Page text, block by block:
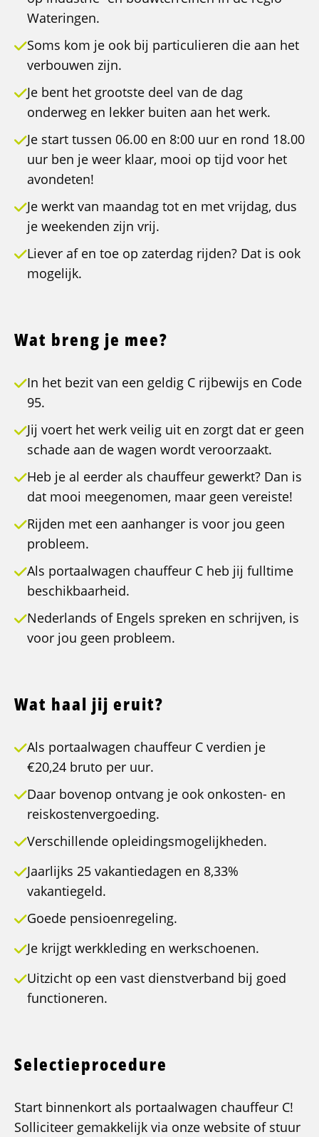
Wateringen.
Soms kom je ook bij particulieren die aan het
verbouwen zijn.
Je bent het grootste deel van de dag
onderweg en lekker buiten aan het werk.
Je start tussen 06.00 en 8:00 uur en rond 18.00
uur ben je weer klaar, mooi op tijd voor het
avondeten!
Je werkt van maandag tot en met vrijdag, dus
je weekenden zijn vrij.
Liever af en toe op zaterdag rijden? Dat is ook
mogelijk.
Wat breng je mee?
In het bezit van een geldig C rijbewijs en Code
95.
Jij voert het werk veilig uit en zorgt dat er geen
schade aan de wagen wordt veroorzaakt.
Heb je al eerder als chauffeur gewerkt? Dan is
dat mooi meegenomen, maar geen vereiste!
Rijden met een aanhanger is voor jou geen
probleem.
Als portaalwagen chauffeur C heb jij fulltime
beschikbaarheid.
Nederlands of Engels spreken en schrijven, is
voor jou geen probleem.
Wat haal jij eruit?
Als portaalwagen chauffeur C verdien je
€20,24 bruto per uur.
Daar bovenop ontvang je ook onkosten- en
reiskostenvergoeding.
Verschillende opleidingsmogelijkheden.
Jaarlijks 25 vakantiedagen en 8,33%
vakantiegeld.
Goede pensioenregeling.
Je krijgt werkkleding en werkschoenen.
Uitzicht op een vast dienstverband bij goed
functioneren.
Selectieprocedure
Start binnenkort als portaalwagen chauffeur C!
Solliciteer gemakkelijk via onze website of stuur